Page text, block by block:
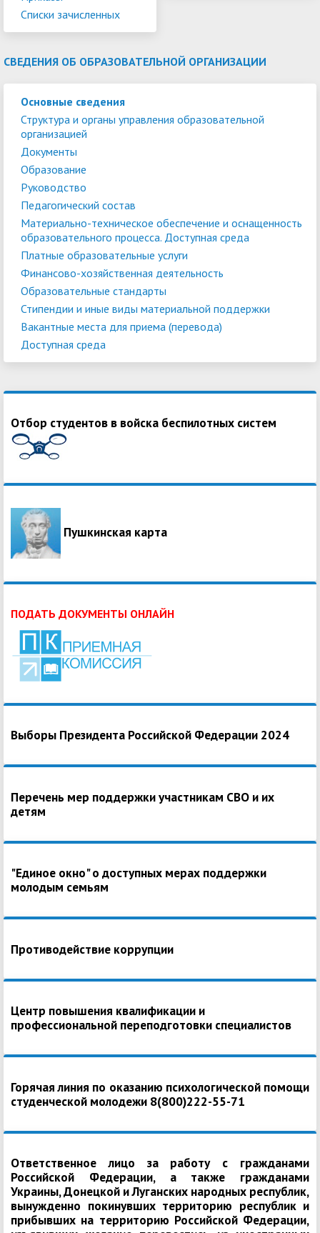
Списки зачисленных
СВЕДЕНИЯ ОБ ОБРАЗОВАТЕЛЬНОЙ ОРГАНИЗАЦИИ
Основные сведения
Структура и органы управления образовательной
организацией
Документы
Образование
Руководство
Педагогический состав
Материально-техническое обеспечение и оснащенность
образовательного процесса. Доступная среда
Платные образовательные услуги
Финансово-хозяйственная деятельность
Образовательные стандарты
Стипендии и иные виды материальной поддержки
Вакантные места для приема (перевода)
Доступная среда
Отбор студентов в войска беспилотных систем
Пушкинская карта
ПОДАТЬ ДОКУМЕНТЫ ОНЛАЙН
Выборы Президента Российской Федерации 2024
Перечень мер поддержки участникам СВО и их
детям
"Единое окно" о доступных мерах поддержки
молодым семьям
Противодействие коррупции
Центр повышения квалификации и
профессиональной переподготовки специалистов
Горячая линия по оказанию психологической помощи
студенческой молодежи 8(800)222-55-71
Ответственное лицо за работу с гражданами
Российской Федерации, а также гражданами
Украины, Донецкой и Луганских народных республик,
вынужденно покинувших территорию республик и
прибывших на территорию Российской Федерации,